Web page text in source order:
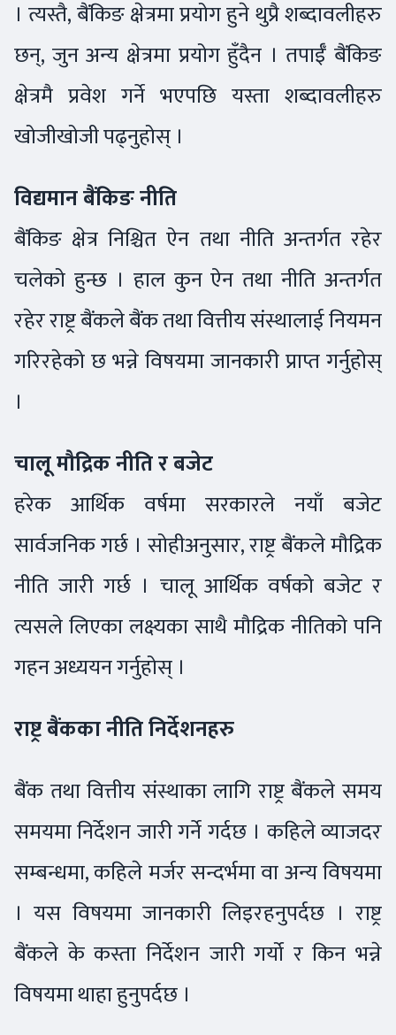
। त्यस्तै, बैंकिङ क्षेत्रमा प्रयोग हुने थुप्रै शब्दावलीहरु
छन्, जुन अन्य क्षेत्रमा प्रयोग हुँदैन । तपाईँ बैंकिङ
क्षेत्रमै प्रवेश गर्ने भएपछि यस्ता शब्दावलीहरु
खोजीखोजी पढ्नुहोस् ।
विद्यमान बैंकिङ नीति
बैंकिङ क्षेत्र निश्चित ऐन तथा नीति अन्तर्गत रहेर
चलेको हुन्छ । हाल कुन ऐन तथा नीति अन्तर्गत
रहेर राष्ट्र बैंकले बैंक तथा वित्तीय संस्थालाई नियमन
गरिरहेको छ भन्ने विषयमा जानकारी प्राप्त गर्नुहोस्
।
चालू मौद्रिक नीति र बजेट
हरेक आर्थिक वर्षमा सरकारले नयाँ बजेट
सार्वजनिक गर्छ । सोहीअनुसार, राष्ट्र बैंकले मौद्रिक
नीति जारी गर्छ । चालू आर्थिक वर्षको बजेट र
त्यसले लिएका लक्ष्यका साथै मौद्रिक नीतिको पनि
गहन अध्ययन गर्नुहोस् ।
राष्ट्र बैंकका नीति निर्देशनहरु
बैंक तथा वित्तीय संस्थाका लागि राष्ट्र बैंकले समय
समयमा निर्देशन जारी गर्ने गर्दछ । कहिले व्याजदर
सम्बन्धमा, कहिले मर्जर सन्दर्भमा वा अन्य विषयमा
। यस विषयमा जानकारी लिइरहनुपर्दछ । राष्ट्र
बैंकले के कस्ता निर्देशन जारी गर्यो र किन भन्ने
विषयमा थाहा हुनुपर्दछ ।